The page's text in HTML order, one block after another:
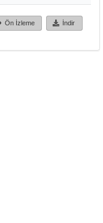
Ön İzleme İndir